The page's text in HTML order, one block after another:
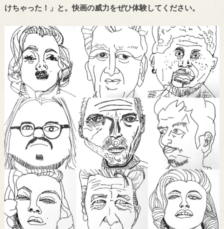
けちゃった！」と。快画の威力をぜひ体験してください。